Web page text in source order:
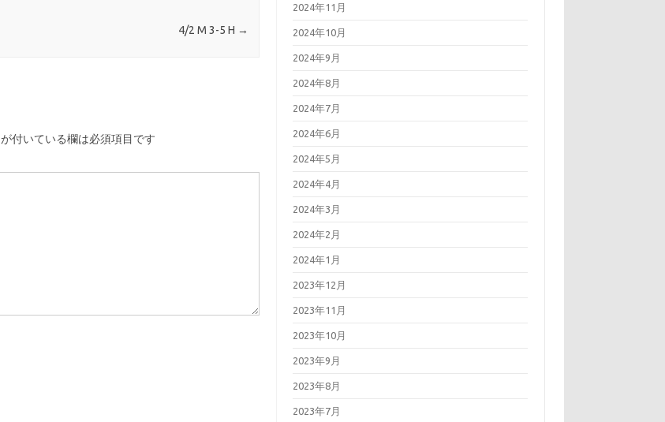
4/2 M 3-5 H →
が付いている欄は必須項目です
2024年11月
2024年10月
2024年9月
2024年8月
2024年7月
2024年6月
2024年5月
2024年4月
2024年3月
2024年2月
2024年1月
2023年12月
2023年11月
2023年10月
2023年9月
2023年8月
2023年7月